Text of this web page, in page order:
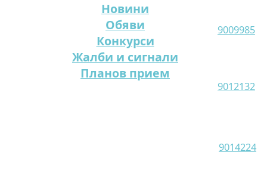
Новини
Обяви
Конкурси
Жалби и сигнали
Планов прием
9009985
9012132
9014224